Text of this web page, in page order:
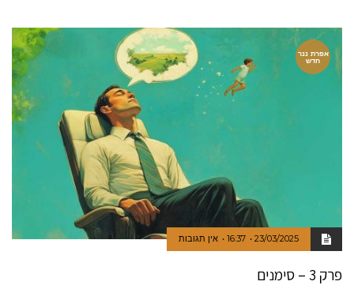
אפרת ננר
חדש
23/03/2025
16:37 אין תגובות
פרק 3 – סימנים